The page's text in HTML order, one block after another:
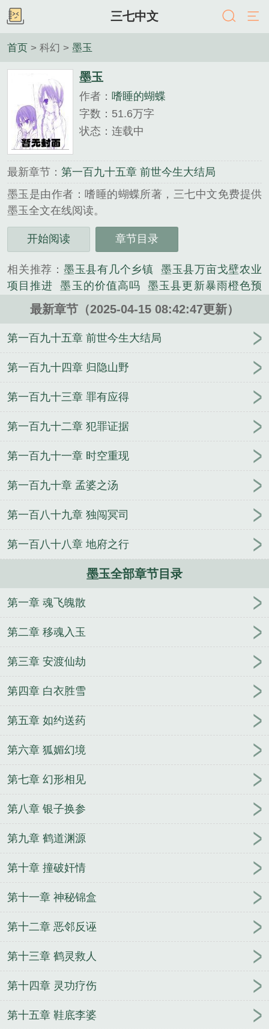
三七中文
首页 > 科幻 > 墨玉
墨玉
作者： 嗜睡的蝴蝶
字数：51.6万字
状态：连载中
最新章节： 第一百九十五章 前世今生大结局
墨玉是由作者：嗜睡的蝴蝶所著，三七中文免费提供
墨玉全文在线阅读。
三秒记住本站：三七中文 网址：www.237zw.com...
《墨玉》是嗜睡的蝴蝶精心创作的科幻类小说。
开始阅读 章节目录
相关推荐： 墨玉县有几个乡镇
墨玉县万亩戈壁农业
项目推进
墨玉的价值高吗
墨玉县更新暴雨橙色预
墨玉县属于新疆哪个地区 墨玉石价格多少钱
玉产地有哪些地方
墨玉县小学举行颁奖大会 墨雨云
间 墨玉交警坚守一线护平安 墨玉和黑青玉的区别
果 墨玉县40.66万亩核桃春管收尾
墨玉无事牌大概
读 墨玉神竹 墨玉县首座室内智慧菜市开业
墨玉是
梦
墨玉价格 墨玉县属于哪个市
墨玉
河在哪里
墨玉是什么玉
墨玉
打灯什么颜色最好 墨玉是什么玉值钱吗
墨玉肉鸡远
销乌兹别克斯坦 墨玉杯全国篮球赛落幕
墨玉妇幼专
多少 墨玉县中医医院项目复工
墨玉打灯什么颜色
手镯
墨玉麒麟传 墨玉原石图片
墨玉有什么功效与
墨玉价格大概多少 墨玉县
天然的吗
墨玉打灯不透是真玉吗
墨玉县鲜乐源农贸
市场加速建设 墨玉石的功效与作用
墨玉县发布雷电
黄色预警 墨玉多少钱一克
墨玉县第二
墨玉绿是什么颜色
墨玉县天气预报
墨玉粉
属性是什么
墨玉图片大全大图
墨玉鉴别最简单方
曲 第一狂妃：废柴三小姐
唐逸孔诗岚小说笔趣阁
李令歌李平安镇守魔
渊十万年你们却要灭我全族结局免费
叶青高清月为
你入狱你却提离婚结局免费
高武：一元秒
万界鉴宝师：
捡漏成神 迪迦：从哥尔赞开始加点进化
恶女流放垃
叶青高清月 敕令
开局成死囚，不领媳妇就砍头！
最新章节（2025-04-15 08:42:47更新）
第一百九十五章 前世今生大结局
第一百九十四章 归隐山野
第一百九十三章 罪有应得
第一百九十二章 犯罪证据
第一百九十一章 时空重现
第一百九十章 孟婆之汤
第一百八十九章 独闯冥司
第一百八十八章 地府之行
墨玉全部章节目录
第一章 魂飞魄散
第二章 移魂入玉
第三章 安渡仙劫
第四章 白衣胜雪
第五章 如约送药
第六章 狐媚幻境
第七章 幻形相见
第八章 银子换参
第九章 鹤道渊源
第十章 撞破奸情
第十一章 神秘锦盒
第十二章 恶邻反诬
第十三章 鹤灵救人
第十四章 灵功疗伤
第十五章 鞋底李婆